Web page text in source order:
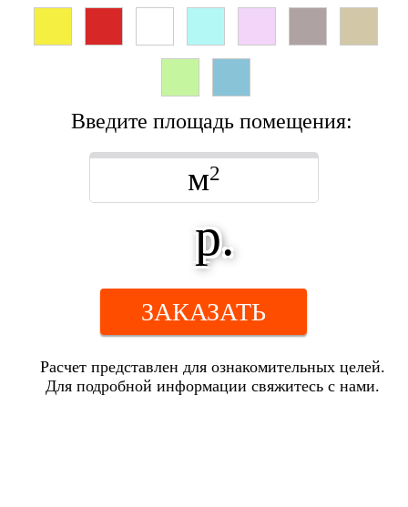
Введите площадь помещения:
м2
р.
ЗАКАЗАТЬ
Расчет представлен для ознакомительных целей.
Для подробной информации свяжитесь с нами.